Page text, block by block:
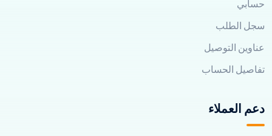
حسابي
سجل الطلب
عناوين التوصيل
تفاصيل الحساب
دعم العملاء